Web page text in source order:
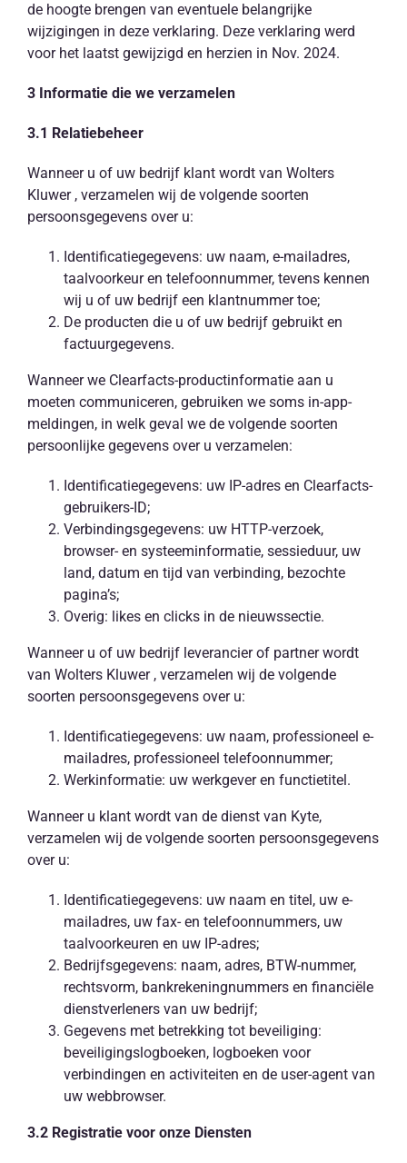
de hoogte brengen van eventuele belangrijke
wijzigingen in deze verklaring. Deze verklaring werd
voor het laatst gewijzigd en herzien in Nov. 2024.
3 Informatie die we verzamelen
3.1 Relatiebeheer
Wanneer u of uw bedrijf klant wordt van Wolters
Kluwer , verzamelen wij de volgende soorten
persoonsgegevens over u:
Identificatiegegevens: uw naam, e-mailadres,
taalvoorkeur en telefoonnummer, tevens kennen
wij u of uw bedrijf een klantnummer toe;
De producten die u of uw bedrijf gebruikt en
factuurgegevens.
Wanneer we Clearfacts-productinformatie aan u
moeten communiceren, gebruiken we soms in-app-
meldingen, in welk geval we de volgende soorten
persoonlijke gegevens over u verzamelen:
Identificatiegegevens: uw IP-adres en Clearfacts-
gebruikers-ID;
Verbindingsgegevens: uw HTTP-verzoek,
browser- en systeeminformatie, sessieduur, uw
land, datum en tijd van verbinding, bezochte
pagina’s;
Overig: likes en clicks in de nieuwssectie.
Wanneer u of uw bedrijf leverancier of partner wordt
van Wolters Kluwer , verzamelen wij de volgende
soorten persoonsgegevens over u:
Identificatiegegevens: uw naam, professioneel e-
mailadres, professioneel telefoonnummer;
Werkinformatie: uw werkgever en functietitel.
Wanneer u klant wordt van de dienst van Kyte,
verzamelen wij de volgende soorten persoonsgegevens
over u:
Identificatiegegevens: uw naam en titel, uw e-
mailadres, uw fax- en telefoonnummers, uw
taalvoorkeuren en uw IP-adres;
Bedrijfsgegevens: naam, adres, BTW-nummer,
rechtsvorm, bankrekeningnummers en financiële
dienstverleners van uw bedrijf;
Gegevens met betrekking tot beveiliging:
beveiligingslogboeken, logboeken voor
verbindingen en activiteiten en de user-agent van
uw webbrowser.
3.2 Registratie voor onze Diensten